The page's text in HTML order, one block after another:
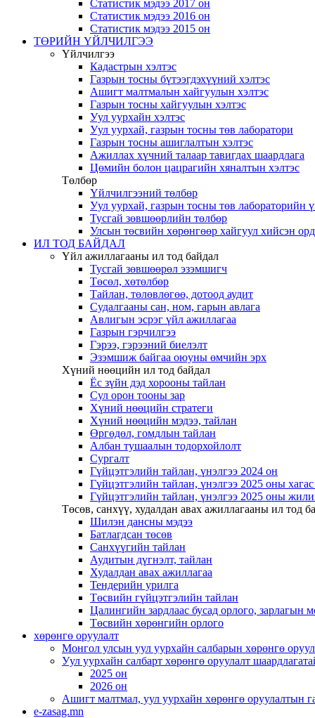
Статистик мэдээ 2017 он
Статистик мэдээ 2016 он
Статистик мэдээ 2015 он
ТӨРИЙН ҮЙЛЧИЛГЭЭ
Үйлчилгээ
Кадастрын хэлтэс
Газрын тосны бүтээгдэхүүний хэлтэс
Ашигт малтмалын хайгуулын хэлтэс
Газрын тосны хайгуулын хэлтэс
Уул уурхайн хэлтэс
Уул уурхай, газрын тосны төв лаборатори
Газрын тосны ашиглалтын хэлтэс
Ажиллах хүчний талаар тавигдах шаардлага
Цөмийн болон цацрагийн хяналтын хэлтэс
Төлбөр
Үйлчилгээний төлбөр
Уул уурхай, газрын тосны төв лабораторийн
Тусгай зөвшөөрлийн төлбөр
Улсын төсвийн хөрөнгөөр хайгуул хийсэн
ИЛ ТОД БАЙДАЛ
Үйл ажиллагааны ил тод байдал
Тусгай зөвшөөрөл эзэмшигч
Төсөл, хөтөлбөр
Тайлан, төлөвлөгөө, дотоод аудит
Судалгааны сан, ном, гарын авлага
Авлигын эсрэг үйл ажиллагаа
Газрын гэрчилгээ
Гэрээ, гэрээний биелэлт
Эзэмшиж байгаа оюуны өмчийн эрх
Хүний нөөцийн ил тод байдал
Ёс зүйн дэд хорооны тайлан
Сул орон тооны зар
Хүний нөөцийн стратеги
Хүний нөөцийн мэдээ, тайлан
Өргөдөл, гомдлын тайлан
Албан тушаалын тодорхойлолт
Сургалт
Гүйцэтгэлийн тайлан, үнэлгээ 2024 он
Гүйцэтгэлийн тайлан, үнэлгээ 2025 оны
Гүйцэтгэлийн тайлан, үнэлгээ 2025 оны
Төсөв, санхүү, худалдан авах ажиллагааны ил тод
Шилэн дансны мэдээ
Батлагдсан төсөв
Санхүүгийн тайлан
Аудитын дүгнэлт, тайлан
Худалдан авах ажиллагаа
Тендерийн урилга
Төсвийн гүйцэтгэлийн тайлан
Цалингийн зардлаас бусад орлого, зарлагын
Төсвийн хөрөнгийн орлого
хөрөнгө оруулалт
Монгол улсын уул уурхайн салбарын хөрөнгө
Уул уурхайн салбарт хөрөнгө оруулалт
2025 он
2026 он
Ашигт малтмал, уул уурхайн хөрөнгө оруулалтын
e-zasag.mn